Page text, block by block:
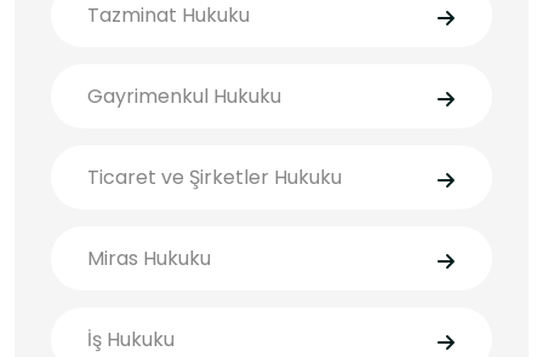
Tazminat Hukuku
Gayrimenkul Hukuku
Ticaret ve Şirketler Hukuku
Miras Hukuku
İş Hukuku